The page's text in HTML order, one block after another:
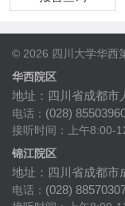
© 2026 四川大学华西
华西院区
地址：四川省成都市
电话： (028)
接听时间：上午8:00-
锦江院区
地址：四川省成都市
电话： (028)